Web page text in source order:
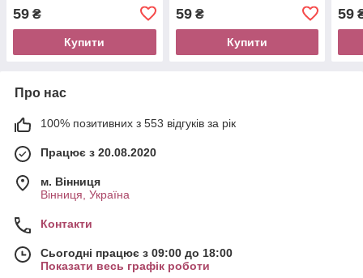
59 ₴
Купити
59₴
Купити
59
Про нас
100% позитивних з 553 відгуків за рік
Працює з 20.08.2020
м. Вінниця
Вінниця, Україна
Контакти
Сьогодні працює з 09:00 до 18:00
Показати весь графік роботи